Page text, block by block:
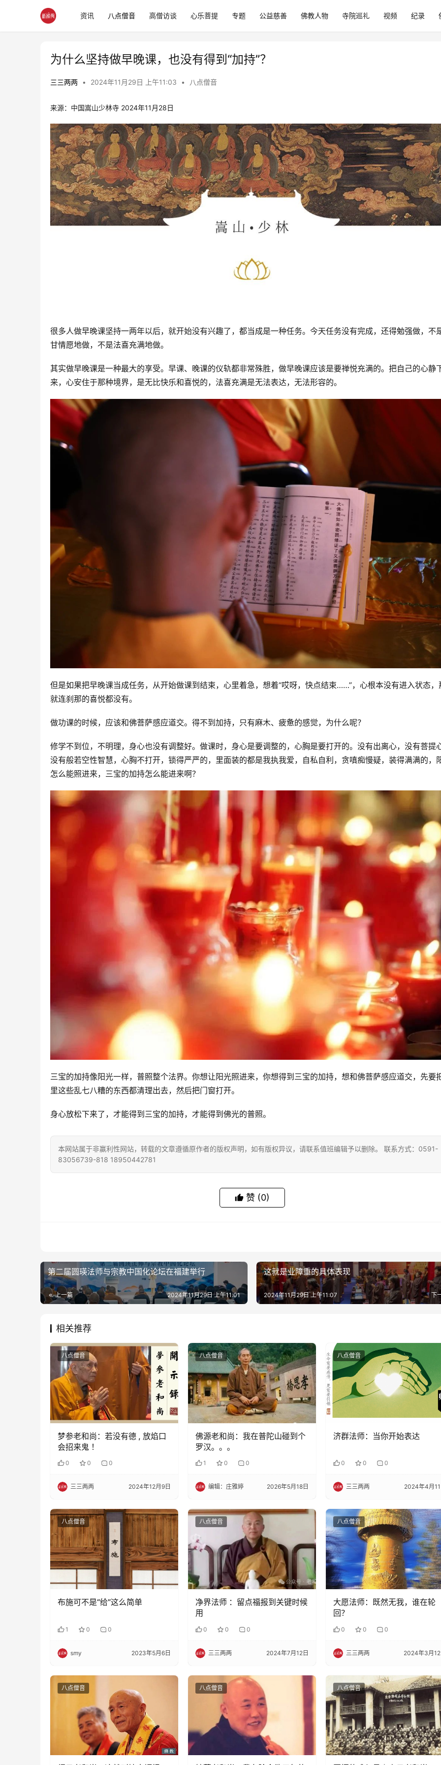
资讯 八点僧音 高僧访谈 心乐菩提 专题 公益慈善 佛教人物 寺院巡礼 视频 纪录
为什么坚持做早晚课，也没有得到“加持”？
三三两两 • 2024年11月29日 上午11:03 • 八点僧音
来源：中国嵩山少林寺 2024年11月28日
很多人做早晚课坚持一两年以后，就开始没有兴趣了，都当成是一种任务。今天任务没有完成，还得勉强做，不
甘情愿地做，不是法喜充满地做。
其实做早晚课是一种最大的享受。早课、晚课的仪轨都非常殊胜，做早晚课应该是要禅悦充满的。把自己的心静
来，心安住于那种境界，是无比快乐和喜悦的，法喜充满是无法表达，无法形容的。
但是如果把早晚课当成任务，从开始做课到结束，心里着急，想着“哎呀，快点结束……”，心根本没有进入状态，
就连刹那的喜悦都没有。
做功课的时候，应该和佛菩萨感应道交。得不到加持，只有麻木、疲惫的感觉，为什么呢？
修学不到位，不明理，身心也没有调整好。做课时，身心是要调整的，心胸是要打开的。没有出离心，没有菩提
没有般若空性智慧，心胸不打开，锁得严严的，里面装的都是我执我爱，自私自利，贪嗔痴慢疑，装得满满的，
怎么能照进来，三宝的加持怎么能进来啊？
三宝的加持像阳光一样，普照整个法界。你想让阳光照进来，你想得到三宝的加持，想和佛菩萨感应道交，先要
里这些乱七八糟的东西都清理出去，然后把门窗打开。
身心放松下来了，才能得到三宝的加持，才能得到佛光的普照。
本网站属于非赢利性网站，转载的文章遵循原作者的版权声明，如有版权异议，请联系值班编辑予以删除。 联系方式：0591-
83056739-818 18950442781
赞 (0)
第二届圆瑛法师与宗教中国化论坛在福建举行
上一篇 2024年11月29日 上午11:01
这就是业障重的具体表现
下
2024年11月29日 上午11:07
相关推荐
八点僧音
梦参老和尚：若没有德 , 放焰口
会招来鬼 ！
0 0 0
三三两两 2024年12月9日
八点僧音
佛源老和尚：我在普陀山碰到个
罗汉。。。
1 0 0
编辑：庄雅婷 2026年5月18日
八点僧音
济群法师：当你开始表达
0 0 0
三三两两 2024年4月
八点僧音
布施可不是“给”这么简单
1 0 0
smy 2023年5月6日
八点僧音
净界法师 ：留点福报到关键时候
用
0 0 0
三三两两 2024年7月12日
八点僧音
大愿法师：既然无我，谁在轮
回？
0 0 0
三三两两 2024年3月
八点僧音 八点僧音 八点僧音